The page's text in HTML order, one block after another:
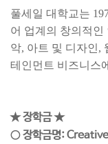
풀세일 대학교는
어 업계의 창의적인
악, 아트 및 디자인,
테인먼트 비즈니스
★장학금 ★
○ 장학금명: